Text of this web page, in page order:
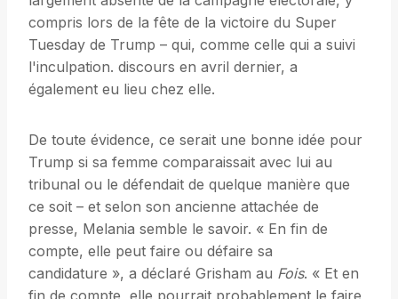
compris lors de la fête de la victoire du Super
Tuesday de Trump – qui, comme celle qui a suivi
l'inculpation. discours en avril dernier, a
également eu lieu chez elle.
De toute évidence, ce serait une bonne idée pour
Trump si sa femme comparaissait avec lui au
tribunal ou le défendait de quelque manière que
ce soit – et selon son ancienne attachée de
presse, Melania semble le savoir. « En fin de
compte, elle peut faire ou défaire sa
candidature », a déclaré Grisham au Fois. « Et en